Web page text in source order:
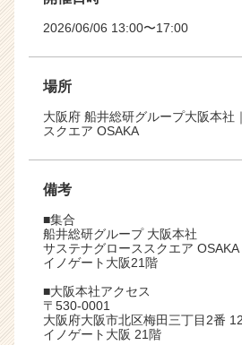
2026/06/06 13:00〜17:00
場所
大阪府 船井総研グループ大阪本社
スクエア OSAKA
備考
■集合
船井総研グループ 大阪本社
サステナグローススクエア
イノゲート大阪21階
■大阪本社アクセス
〒530-0001
大阪府大阪市北区梅田三丁目2番
イノゲート大阪 21階